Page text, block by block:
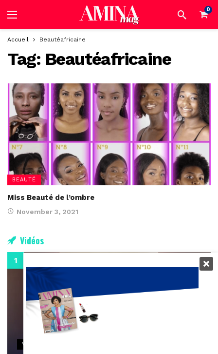
0
Accueil Beautéafricaine
Tag: Beautéafricaine
BEAUTÉ
Miss Beauté de l’ombre
November 3, 2021
Vidéos
VIDEOS